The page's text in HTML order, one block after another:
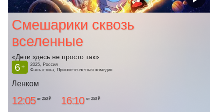
Смешарики сквозь
вселенные
«Дети здесь не просто так»
6 +
2025, Россия
Фантастика, Приключенческая комедия
Ленком
12:05 от 250 ₽ 16:10 от 250 ₽